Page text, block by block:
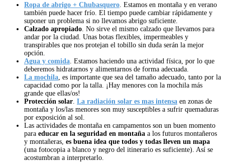
Ropa de abrigo + Chubasquero . Estamos en montaña y en verano
también puede hacer frío. El tiempo puede cambiar rápidamente y
suponer un problema si no llevamos abrigo suficiente.
Calzado apropiado . No sirve el mismo calzado que llevamos para
andar por la ciudad. Unas botas flexibles, impermeables y
transpirables que nos protejan el tobillo sin duda serán la mejor
opción.
Agua y comida . Estamos haciendo una actividad física, por lo que
deberemos hidratarnos y alimentarnos de forma adecuada.
La mochila , es importante que sea del tamaño adecuado, tanto por la
capacidad como por la talla. ¡Hay menores con la mochila más
grande que ellas/os!
Protección solar La radiación solar es mas intensa en zonas de
montaña y los/las menores son muy susceptibles a sufrir quemaduras
por exposición al sol.
Las actividades de montaña en campamentos son un buen momento
para educar en la seguridad en montaña a los futuros montañeros
y montañeras, es buena idea que todos y todas lleven un mapa
(una fotocopia a blanco y negro del itinerario es suficiente). Así se
acostumbran a interpretarlo.